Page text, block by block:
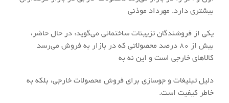
بیشتری دارد. مهرداد موذنی
یکی از فروشندگان تزیینات ساختمانی می‌گوید: در حال حاضر،
بیش از ۸۰ درصد محصولاتی که در بازار به فروش می‌رسد
کالا‌های خارجی است و این نه به
دلیل تبلیغات و جو‌سازی برای فروش محصولات خارجی، بلکه به
خاطر کیفیت است.